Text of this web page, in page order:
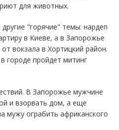
для животных.
"горячие" темы: нардеп
в Киеве, а в Запорожье
вокзала в Хортицкий район.
городе пройдет митинг
В Запорожье мужчине
и взорвать дом, а еще
мужу ограбить африканского